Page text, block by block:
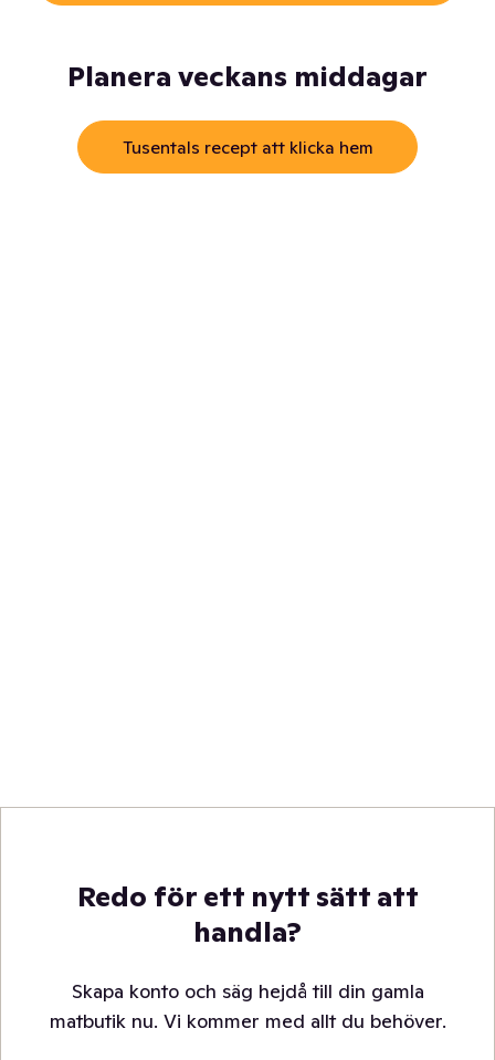
Planera veckans middagar
Tusentals recept att klicka hem
Redo för ett nytt sätt att
handla?
Skapa konto och säg hejdå till din gamla
matbutik nu. Vi kommer med allt du behöver.